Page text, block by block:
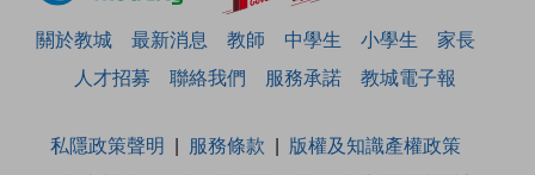
關於教城 最新消息 教師 中學生 小學生
家長
人才招募
聯絡我們 服務承諾 教城電子報
私隱政策聲明 服務條款
版權及知識產權政策